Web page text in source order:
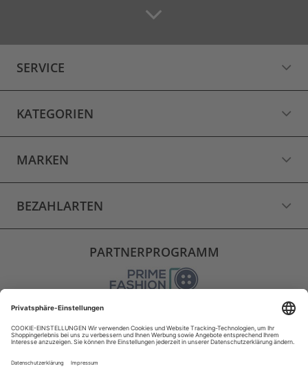
SERVICE
KATEGORIEN
MARKEN
BEZAHLARTEN
PARTNERPROGRAMM
VERSAND